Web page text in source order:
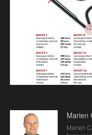
Marien
Marien